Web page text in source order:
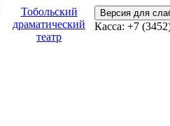
Тобольский
драматический
театр
Версия для
Касса: +7